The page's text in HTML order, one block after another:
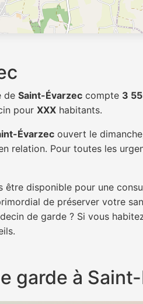
de Saint-Évarzec compte 3
pour XXX habitants.
Évarzec ouvert le
relation. Pour toutes les
disponible pour une
de préserver votre
de garde ? Si vous
garde à